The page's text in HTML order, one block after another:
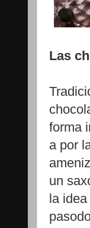
Las
forma
a por
un
la